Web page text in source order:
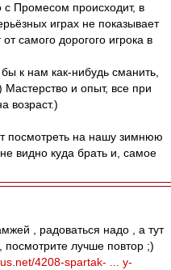
Промесом происходит, в
играх не показывает
от самого дорогого игрока в
к нам как-нибудь сманить,
Мастерство и опыт, все при
возраст.)
посмотреть на нашу зимнюю
видно куда брать и, самое
, радоваться надо , а тут
посмотрите лучше повтор ;)
4208-spartak- ... y-